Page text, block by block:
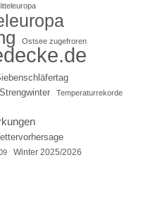
Ostsee zugefroren
Strengwinter Temperaturrekorde
Winter 2025/2026